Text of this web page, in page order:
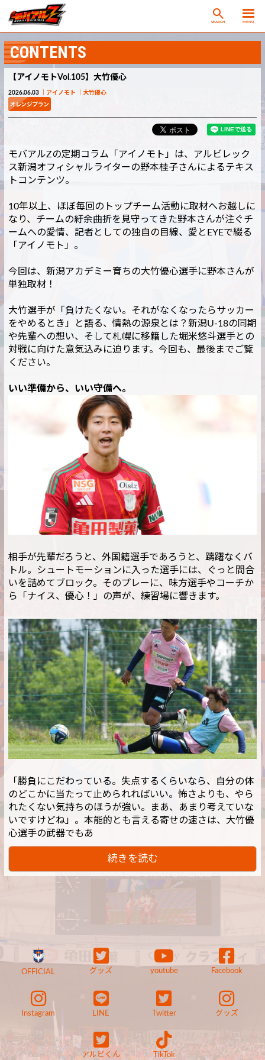
SEARCH MENU
CONTENTS
【アイノモトVol.105】大竹優心
2026.06.03 アイノモト 大竹優心
モバアルZの定期コラム「アイノモト」は、アルビレック
ス新潟オフィシャルライターの野本桂子さんによるテキス
トコンテンツ。
10年以上、ほぼ毎回のトップチーム活動に取材へお越しに
なり、チームの紆余曲折を見守ってきた野本さんが注ぐチ
ームへの愛情、記者としての独自の目線、愛とEYEで綴る
「アイノモト」。
今回は、新潟アカデミー育ちの大竹優心選手に野本さんが
単独取材！
大竹選手が「負けたくない。それがなくなったらサッカー
をやめるとき」と語る、情熱の源泉とは？新潟U-18の同期
や先輩への想い、そして札幌に移籍した堀米悠斗選手との
対戦に向けた意気込みに迫ります。今回も、最後までご覧
ください。
いい準備から、いい守備へ。
相手が先輩だろうと、外国籍選手であろうと、躊躇なくバ
トル。シュートモーションに入った選手には、ぐっと間合
いを詰めてブロック。そのプレーに、味方選手やコーチか
ら「ナイス、優心！」の声が、練習場に響きます。
「勝負にこだわっている。失点するくらいなら、自分の体
のどこかに当たって止められればいい。怖さよりも、やら
れたくない気持ちのほうが強い。まあ、あまり考えていな
いですけどね」。本能的とも言える寄せの速さは、大竹優
心選手の武器でもあ
続きを読む
OFFICIAL グッズ youtube Facebook
Instagram LINE Twitter グッズ
アルビくん TikTok